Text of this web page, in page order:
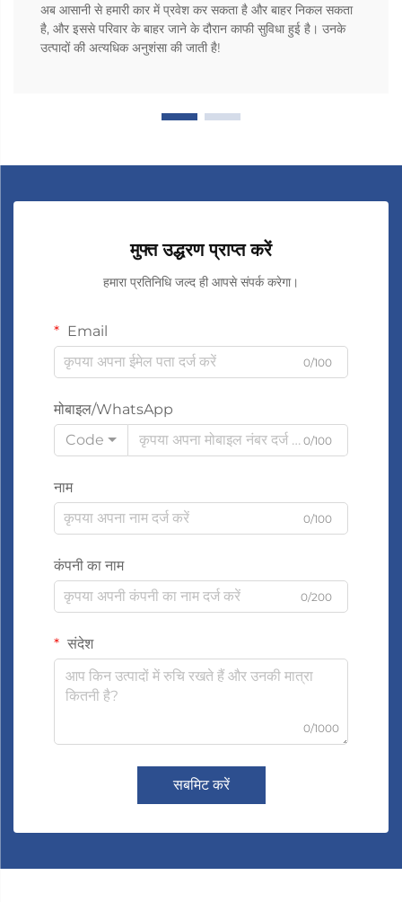
अब आसानी से हमारी कार में प्रवेश कर सकता है और बाहर निकल सकता
है, और इससे परिवार के बाहर जाने के दौरान काफी सुविधा हुई है। उनके
उत्पादों की अत्यधिक अनुशंसा की जाती है!
मुफ्त उद्धरण प्राप्त करें
हमारा प्रतिनिधि जल्द ही आपसे संपर्क करेगा।
Email
0/100
मोबाइल/WhatsApp
Code
0/100
नाम
0/100
कंपनी का नाम
0/200
संदेश
0/1000
सबमिट करें